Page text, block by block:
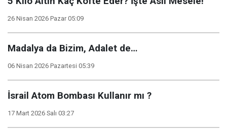
26 Nisan 2026 Pazar 05:09
Madalya da Bizim, Adalet de…
06 Nisan 2026 Pazartesi 05:39
İsrail Atom Bombası Kullanır mı ?
17 Mart 2026 Salı 03:27